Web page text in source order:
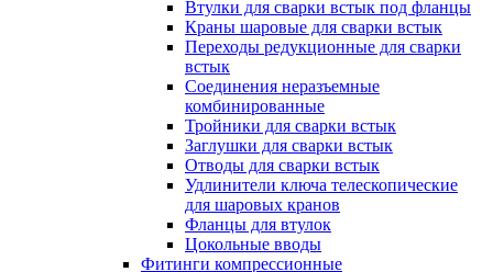
Втулки для сварки встык под фланцы
Краны шаровые для сварки встык
Переходы редукционные для сварки
встык
Соединения неразъемные
комбинированные
Тройники для сварки встык
Заглушки для сварки встык
Отводы для сварки встык
Удлинители ключа телескопические
для шаровых кранов
Фланцы для втулок
Цокольные вводы
Фитинги компрессионные